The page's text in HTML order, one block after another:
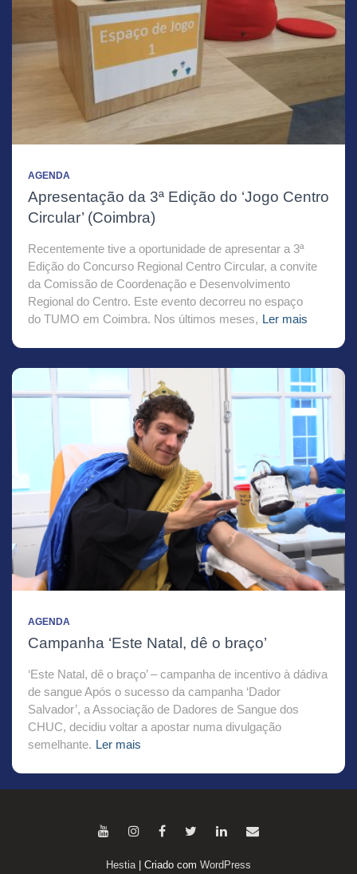
AGENDA
Apresentação da 3ª Edição do ‘Jogo Centro
Circular’ (Coimbra)
Recentemente tive a oportunidade de apresentar a 3ª
Edição do Concurso Regional Centro Circular, a convite
da Comissão de Coordenação e Desenvolvimento
Regional do Centro. Este evento decorreu no espaço
do TUMO em Coimbra. Nos últimos meses, Ler mais
AGENDA
Campanha ‘Este Natal, dê o braço’
‘Este Natal, dê o braço’ – campanha de incentivo à dádiva
de sangue Após o sucesso da campanha ‘Dador
Salvador’, a Associação de Dadores de Sangue dos
CHUC, decidiu voltar a apostar numa divulgação
semelhante. Ler mais
Hestia | Criado com WordPress